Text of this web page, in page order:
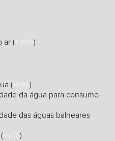
ar (+ info)
(+info)
da água para consumo
das águas balneares
+info)